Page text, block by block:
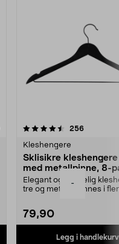
-
256
Kleshengere
Sklisikre
med metallpinne, 8-
Elegant og skikkelig
tre og metall – finnes i
79,90
Legg i handlekurv
4.5av 5 stjerner